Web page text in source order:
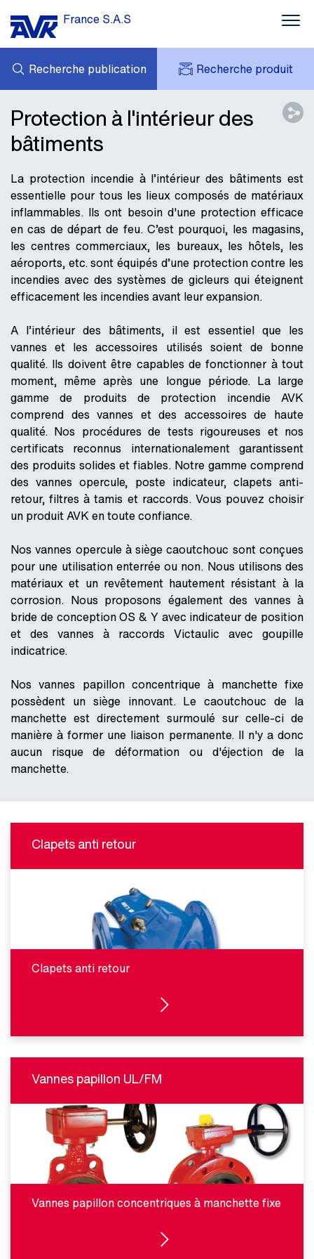
France S.A.S
Recherche publication Recherche produit
ACTUALITÉS
CONTACT
TÉLÉCHARGEMENT
RÉFÉRENCES
AVK EN FRANCE
MY AVK
Protection à l'intérieur des
bâtiments
La protection incendie à l’intérieur des bâtiments est
essentielle pour tous les lieux composés de matériaux
inflammables. Ils ont besoin d'une protection efficace
en cas de départ de feu. C’est pourquoi, les magasins,
les centres commerciaux, les bureaux, les hôtels, les
aéroports, etc. sont équipés d’une protection contre les
incendies avec des systèmes de gicleurs qui éteignent
efficacement les incendies avant leur expansion.
A l’intérieur des bâtiments, il est essentiel que les
vannes et les accessoires utilisés soient de bonne
qualité. Ils doivent être capables de fonctionner à tout
moment, même après une longue période. La large
gamme de produits de protection incendie AVK
comprend des vannes et des accessoires de haute
qualité. Nos procédures de tests rigoureuses et nos
certificats reconnus internationalement garantissent
des produits solides et fiables. Notre gamme comprend
des vannes opercule, poste indicateur, clapets anti-
retour, filtres à tamis et raccords. Vous pouvez choisir
un produit AVK en toute confiance.
Nos vannes opercule à siège caoutchouc sont conçues
pour une utilisation enterrée ou non. Nous utilisons des
matériaux et un revêtement hautement résistant à la
corrosion. Nous proposons également des vannes à
bride de conception OS & Y avec indicateur de position
et des vannes à raccords Victaulic avec goupille
indicatrice.
Nos vannes papillon concentrique à manchette fixe
possèdent un siège innovant. Le caoutchouc de la
manchette est directement surmoulé sur celle-ci de
manière à former une liaison permanente. Il n'y a donc
aucun risque de déformation ou d'éjection de la
manchette.
Clapets anti retour
Clapets anti retour
VOIR LES PRODUITS
Vannes papillon UL/FM
Vannes papillon concentriques à manchette fixe